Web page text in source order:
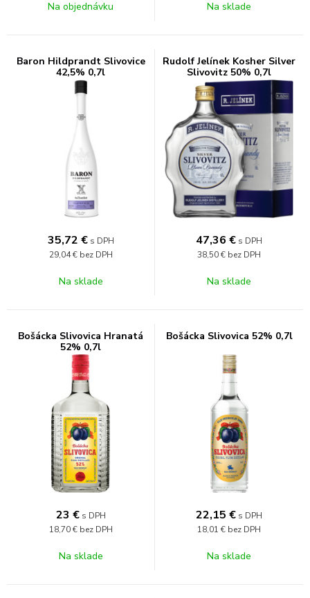
Na objednávku Na sklade
Baron Hildprandt Slivovice
42,5% 0,7l
35,72 € s DPH
29,04 € bez DPH
Na sklade
Rudolf Jelínek Kosher Silver
Slivovitz 50% 0,7l
47,36 € s DPH
38,50 € bez DPH
Na sklade
Bošácka Slivovica Hranatá
52% 0,7l
23 € s DPH
18,70 € bez DPH
Na sklade
Bošácka Slivovica 52% 0,7l
22,15 € s DPH
18,01 € bez DPH
Na sklade